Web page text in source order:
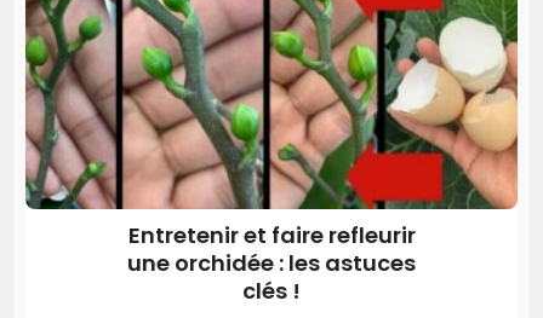
Entretenir et faire refleurir
une orchidée : les astuces
clés !